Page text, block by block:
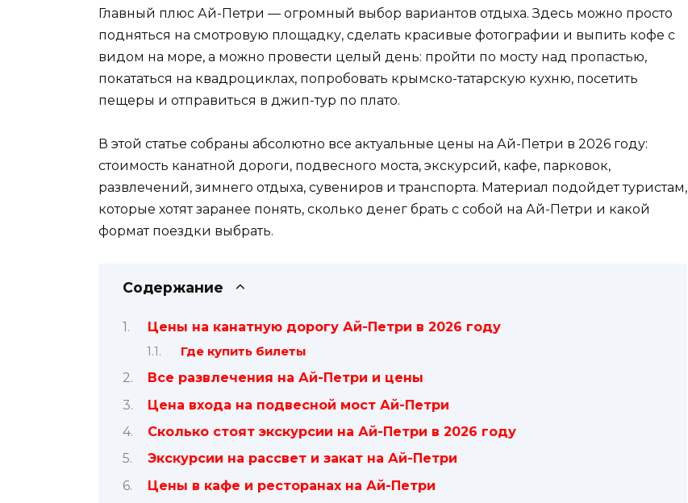
Главный плюс Ай-Петри — огромный выбор вариантов отдыха. Здесь можно просто
подняться на смотровую площадку, сделать красивые фотографии и выпить кофе с
видом на море, а можно провести целый день: пройти по мосту над пропастью,
покататься на квадроциклах, попробовать крымско-татарскую кухню, посетить
пещеры и отправиться в джип-тур по плато.
В этой статье собраны абсолютно все актуальные цены на Ай-Петри в 2026 году:
стоимость канатной дороги, подвесного моста, экскурсий, кафе, парковок,
развлечений, зимнего отдыха, сувениров и транспорта. Материал подойдет туристам,
которые хотят заранее понять, сколько денег брать с собой на Ай-Петри и какой
формат поездки выбрать.
Содержание
Цены на канатную дорогу Ай-Петри в 2026 году
Где купить билеты
Все развлечения на Ай-Петри и цены
Цена входа на подвесной мост Ай-Петри
Сколько стоят экскурсии на Ай-Петри в 2026 году
Экскурсии на рассвет и закат на Ай-Петри
Цены в кафе и ресторанах на Ай-Петри